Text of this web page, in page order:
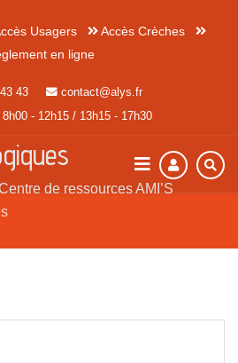
Usagers
Accès Crèches
en ligne
43
contact@alys.fr
- 12h15 / 13h15 - 17h30
de ressources AMI’S